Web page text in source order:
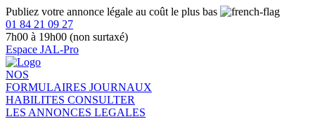
Publiez votre annonce légale au coût le plus bas
01 84 21 09 27
7h00 à 19h00 (non surtaxé)
Espace JAL-Pro
NOS
FORMULAIRES JOURNAUX
HABILITES CONSULTER
LES ANNONCES LEGALES